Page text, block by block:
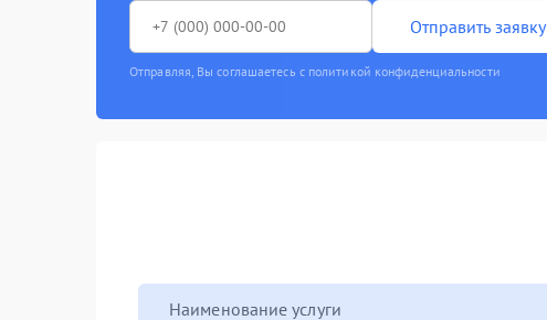
Отправить заявку
Отправляя, Вы соглашаетесь с политикой конфиденциальности
Наименование услуги